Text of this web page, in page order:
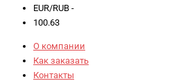
EUR/RUB -
100.63
О компании
Как заказать
Контакты